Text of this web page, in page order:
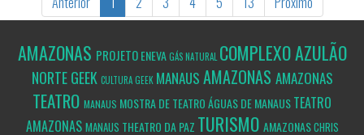
AMAZONAS PROJETOENEVAGÁS NATURAL COMPLEXO AZULÃO
NORTE GEEK CULTURA GEEK MANAUS AMAZONAS AMAZONAS
TEATRO MANAUS MOSTRA DE TEATRO ÁGUAS DE MANAUSTEATRO
AMAZONAS MANAUS THEATRO DA PAZ TURISMO AMAZONASCHRIS